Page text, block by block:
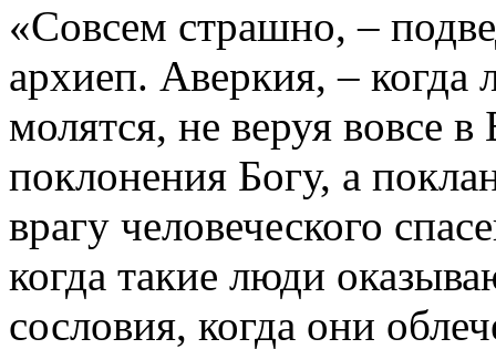
«Совсем страшно, –
архиеп. Аверкия, – когда
молятся, не веруя вовсе
поклонения Богу, а
врагу человеческого
когда такие люди
сословия, когда они